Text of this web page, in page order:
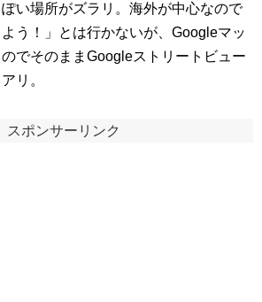
い場所がズラリ。海外が中心なので
う！」とは行かないが、Googleマッ
でそのままGoogleストリートビュー
リ。
スポンサーリンク